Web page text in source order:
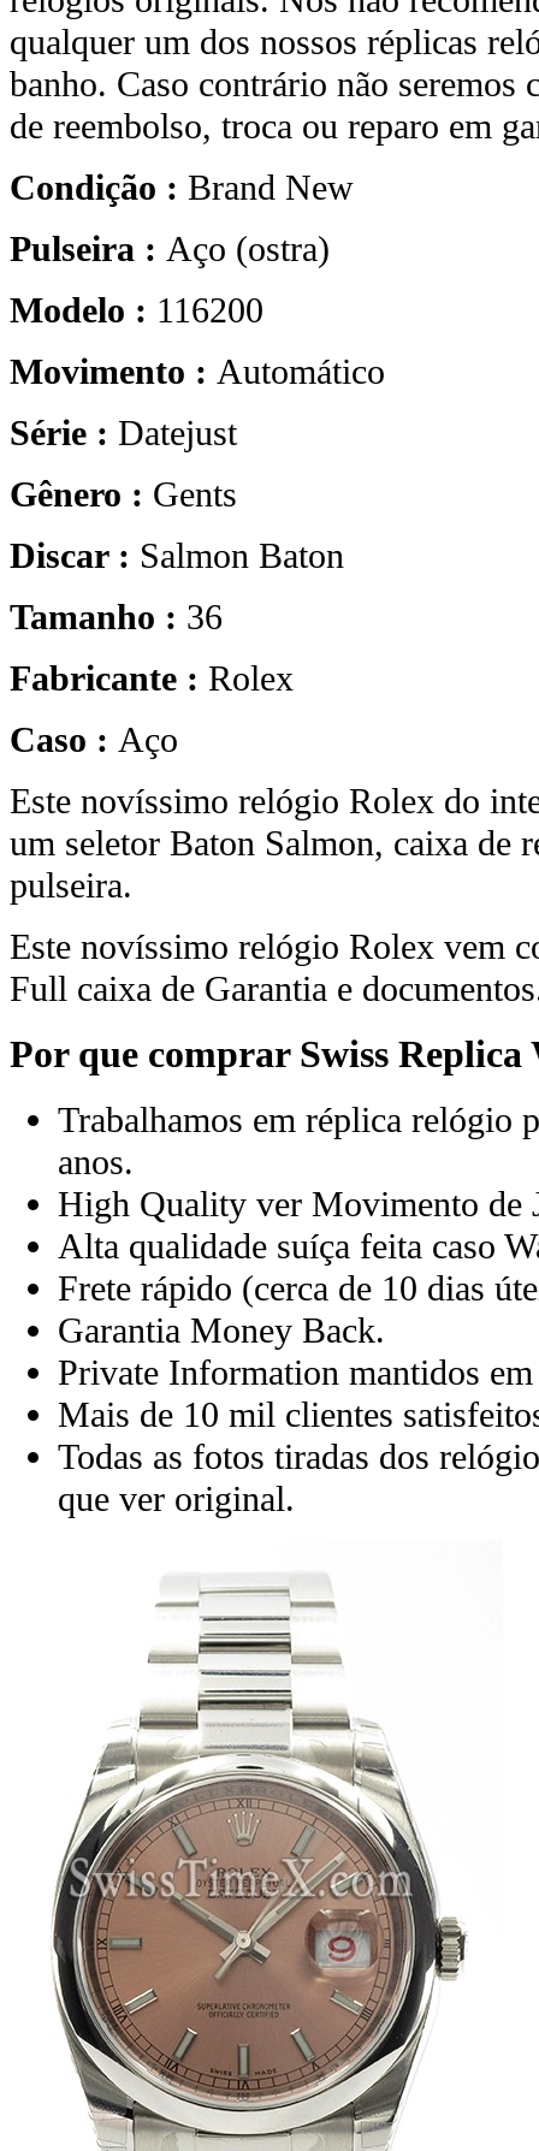
qualquer um dos nossos réplicas
banho. Caso contrário não seremos
de reembolso, troca ou reparo em
Condição : Brand New
Pulseira : Aço (ostra)
Modelo : 116200
Movimento : Automático
Série : Datejust
Gênero : Gents
Discar : Salmon Baton
Tamanho : 36
Fabricante : Rolex
Caso : Aço
Este novíssimo relógio Rolex do
um seletor Baton Salmon, caixa de
pulseira.
Este novíssimo relógio Rolex vem
Full caixa de Garantia e
Por que comprar Swiss Replica
Trabalhamos em réplica relógio
anos.
High Quality ver Movimento de
Alta qualidade suíça feita caso
Frete rápido (cerca de 10 dias
Garantia Money Back.
Private Information mantidos
Mais de 10 mil clientes
Todas as fotos tiradas dos
que ver original.